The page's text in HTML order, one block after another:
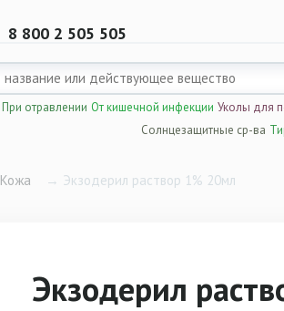
8 800 2 505 505
При отравлении От кишечной инфекции Уколы для
Солнцезащитные ср-ва
Кожа → Экзодерил раствор 1% 20мл
Экзодерил